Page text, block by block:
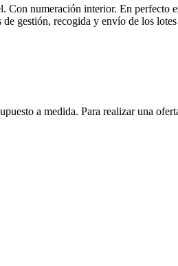
numeración interior. En perfecto
gestión, recogida y envío de los
a medida. Para realizar una